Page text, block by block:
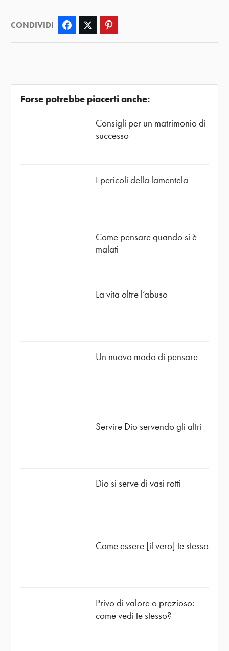
CONDIVIDI Facebook Twitter
Forse potrebbe piacerti anche:
Consigli per un matrimonio di
successo
I pericoli della lamentela
Come pensare quando si è
malati
La vita oltre l’abuso
Un nuovo modo di pensare
Servire Dio servendo gli altri
Dio si serve di vasi rotti
Come essere [il vero] te stesso
Privo di valore o prezioso:
come vedi te stesso?